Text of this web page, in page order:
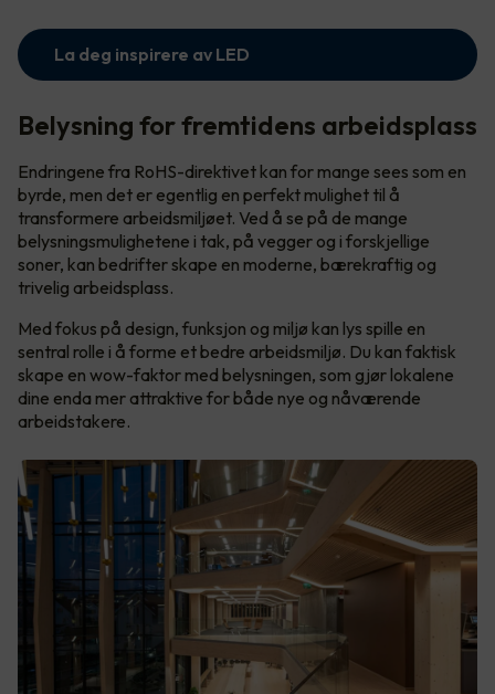
La deg inspirere av LED
Belysning for fremtidens arbeidsplass
Endringene fra RoHS-direktivet kan for mange sees som en
byrde, men det er egentlig en perfekt mulighet til å
transformere arbeidsmiljøet. Ved å se på de mange
belysningsmulighetene i tak, på vegger og i forskjellige
soner, kan bedrifter skape en moderne, bærekraftig og
trivelig arbeidsplass.
Med fokus på design, funksjon og miljø kan lys spille en
sentral rolle i å forme et bedre arbeidsmiljø. Du kan faktisk
skape en wow-faktor med belysningen, som gjør lokalene
dine enda mer attraktive for både nye og nåværende
arbeidstakere.